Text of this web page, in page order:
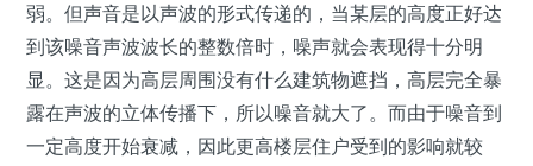
弱。但声音是以声波的形式传递的，当某层的高度正好达
到该噪音声波波长的整数倍时，噪声就会表现得十分明
显。这是因为高层周围没有什么建筑物遮挡，高层完全暴
露在声波的立体传播下，所以噪音就大了。而由于噪音到
一定高度开始衰减，因此更高楼层住户受到的影响就较